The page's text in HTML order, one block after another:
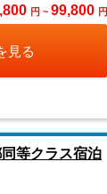
円 ~ 99,800 円
見る
等クラス宿泊